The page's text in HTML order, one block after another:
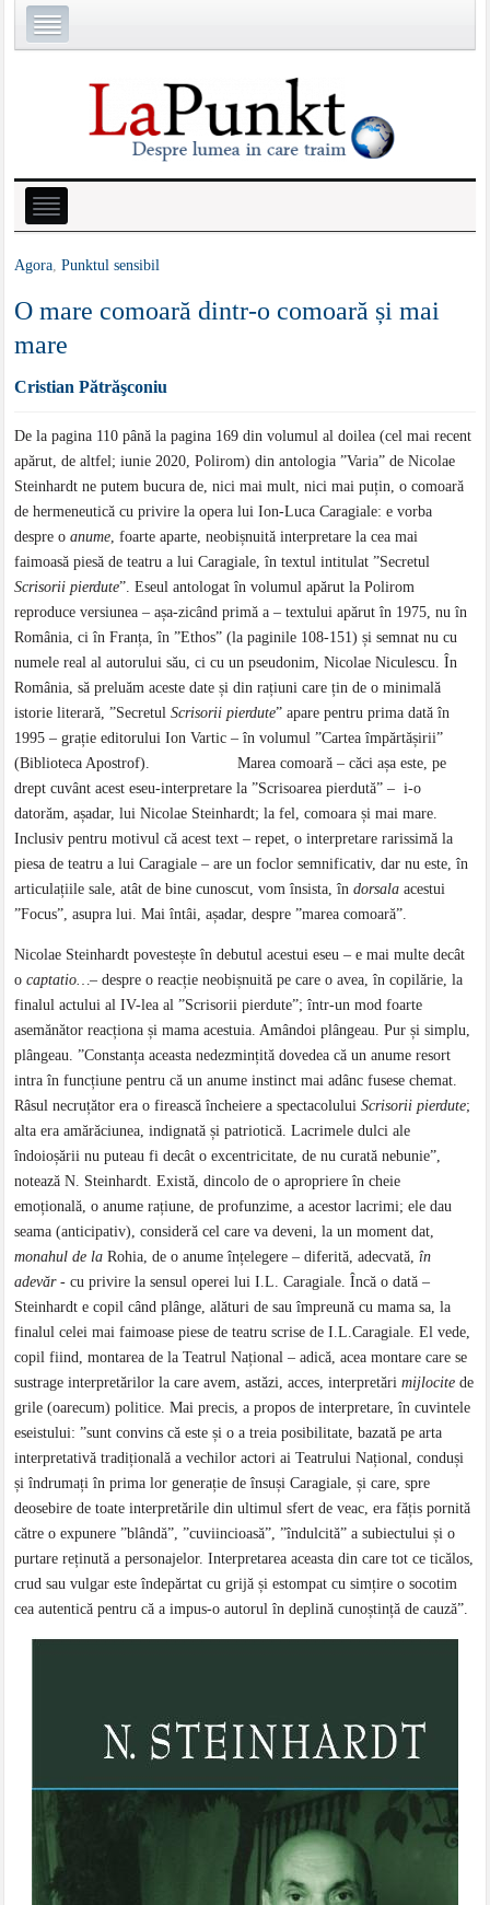
Agora ,Punktul sensibil
O mare comoară dintr-o comoară și mai
mare
Cristian Pătrăşconiu
De la pagina 110 până la pagina 169 din volumul al doilea (cel mai recent
apărut, de altfel; iunie 2020, Polirom) din antologia ”Varia” de Nicolae
Steinhardt ne putem bucura de, nici mai mult, nici mai puțin, o comoară
de hermeneutică cu privire la opera lui Ion-Luca Caragiale: e vorba
despre oanume , foarte aparte, neobișnuită interpretare la cea mai
faimoasă piesă de teatru a lui Caragiale, în textul intitulat ”Secretul
Scrisorii pierdute”. Eseul antologat în volumul apărut la Polirom
reproduce versiunea – așa-zicând primă a – textului apărut în 1975, nu în
România, ci în Franța, în ”Ethos” (la paginile 108-151) și semnat nu cu
numele real al autorului său, ci cu un pseudonim, Nicolae Niculescu. În
România, să preluăm aceste date și din rațiuni care țin de o minimală
istorie literară, ”SecretulScrisorii pierdute” apare pentru prima dată în
1995 – grație editorului Ion Vartic – în volumul ”Cartea împărtășirii”
(Biblioteca Apostrof). Marea comoară – căci așa este, pe
drept cuvânt acest eseu-interpretare la ”Scrisoarea pierdută” – i-o
datorăm, așadar, lui Nicolae Steinhardt; la fel, comoara și mai mare.
Inclusiv pentru motivul că acest text – repet, o interpretare rarissimă la
piesa de teatru a lui Caragiale – are un foclor semnificativ, dar nu este, în
articulațiile sale, atât de bine cunoscut, vom însista, îndorsala acestui
”Focus”, asupra lui. Mai întâi, așadar, despre ”marea comoară”.
Nicolae Steinhardt povestește în debutul acestui eseu – e mai multe decât
ocaptatio…– despre o reacție neobișnuită pe care o avea, în copilărie, la
finalul actului al IV-lea al ”Scrisorii pierdute”; într-un mod foarte
asemănător reacționa și mama acestuia. Amândoi plângeau. Pur și simplu,
plângeau. ”Constanța aceasta nedezmințită dovedea că un anume resort
intra în funcțiune pentru că un anume instinct mai adânc fusese chemat.
Râsul necruțător era o firească încheiere a spectacoluluiScrisorii pierdute;
alta era amărăciunea, indignată și patriotică. Lacrimele dulci ale
îndoioșării nu puteau fi decât o excentricitate, de nu curată nebunie”,
notează N. Steinhardt. Există, dincolo de o apropriere în cheie
emoțională, o anume rațiune, de profunzime, a acestor lacrimi; ele dau
seama (anticipativ), consideră cel care va deveni, la un moment dat,
monahul de laRohia, de o anume înțelegere – diferită, adecvată,în
adevăr ­-cu privire la sensul operei lui I.L. Caragiale. Încă o dată –
Steinhardt e copil când plânge, alături de sau împreună cu mama sa, la
finalul celei mai faimoase piese de teatru scrise de I.L.Caragiale. El vede,
copil fiind, montarea de la Teatrul Național – adică, acea montare care se
sustrage interpretărilor la care avem, astăzi, acces, interpretărimijlocite de
grile (oarecum) politice. Mai precis, a propos de interpretare, în cuvintele
eseistului: ”sunt convins că este și o a treia posibilitate, bazată pe arta
interpretativă tradițională a vechilor actori ai Teatrului Național, conduși
și îndrumați în prima lor generație de însuși Caragiale, și care, spre
deosebire de toate interpretările din ultimul sfert de veac, era fățis pornită
către o expunere ”blândă”, ”cuviincioasă”, ”îndulcită” a subiectului și o
purtare reținută a personajelor. Interpretarea aceasta din care tot ce ticălos,
crud sau vulgar este îndepărtat cu grijă și estompat cu simțire o socotim
cea autentică pentru că a impus-o autorul în deplină cunoștință de cauză”.